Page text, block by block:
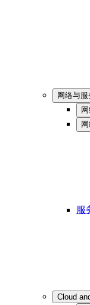
网络与
服
Cloud